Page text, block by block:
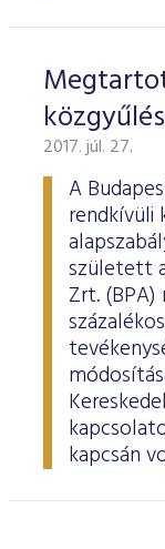
2017. júl. 27.
A
született
Zrt. (BPA)
kapcsán